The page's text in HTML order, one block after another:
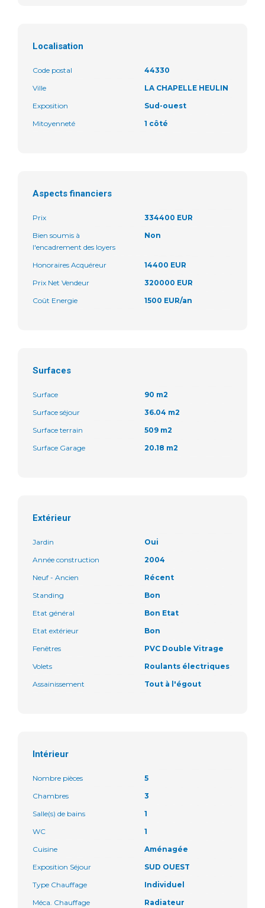
Localisation
Code postal
44330
Ville
LA CHAPELLE HEULIN
Exposition
Sud-ouest
Mitoyenneté
1 côté
Aspects financiers
Prix
334400 EUR
Bien soumis à
l'encadrement des loyers
Non
Honoraires Acquéreur
14400 EUR
Prix Net Vendeur
320000 EUR
Coût Energie
1500 EUR/an
Surfaces
Surface
90 m2
Surface séjour
36.04 m2
Surface terrain
509 m2
Surface Garage
20.18 m2
Extérieur
Jardin
Oui
Année construction
2004
Neuf - Ancien
Récent
Standing
Bon
Etat général
Bon Etat
Etat extérieur
Bon
Fenêtres
PVC Double Vitrage
Volets
Roulants électriques
Assainissement
Tout à l'égout
Intérieur
Nombre pièces
5
Chambres
3
Salle(s) de bains
1
WC
1
Cuisine
Aménagée
Exposition Séjour
SUD OUEST
Type Chauffage
Individuel
Méca. Chauffage
Radiateur